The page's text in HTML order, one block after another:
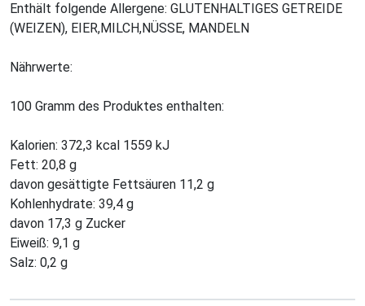
Enthält folgende Allergene: GLUTENHALTIGES GETREIDE
(WEIZEN), EIER,MILCH,NÜSSE, MANDELN
Nährwerte:
100 Gramm des Produktes enthalten:
Kalorien: 372,3 kcal 1559 kJ
Fett: 20,8 g
davon gesättigte Fettsäuren 11,2 g
Kohlenhydrate: 39,4 g
davon 17,3 g Zucker
Eiweiß: 9,1 g
Salz: 0,2 g